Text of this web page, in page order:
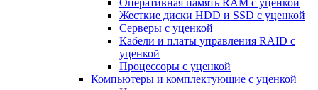
Оперативная память RAM с уценкой
Жесткие диски HDD и SSD с уценкой
Серверы с уценкой
Кабели и платы управления RAID с
уценкой
Процессоры с уценкой
Компьютеры и комплектующие с уценкой